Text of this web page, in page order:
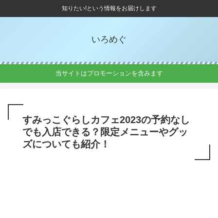
知りたい!という情報をお届けします
いろめぐ
当サイトはプロモーションを含みます
すみっこぐらしカフェ2023の予約なし
でも入店できる？限定メニューやグッ
ズについても紹介！